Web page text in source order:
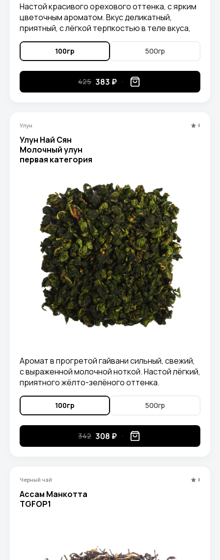
Настой красивого орехового оттенка, с ярким
цветочным ароматом. Вкус деликатный,
приятный, с лёгкой терпкостью в теле вкуса,
без горечи, с длительным цветочным
послевкусием.
100гр 500гр
425 383 ₽
Улун 5
Улун Най Сян
Молочный улун
первая категория
Аромат в прогретой гайвани сильный, свежий,
с выраженной молочной ноткой. Настой лёгкий,
приятного жёлто-зелёного оттенка.
100гр 500гр
342 308 ₽
Черный чай 5
Ассам Манкотта
TGFOP1